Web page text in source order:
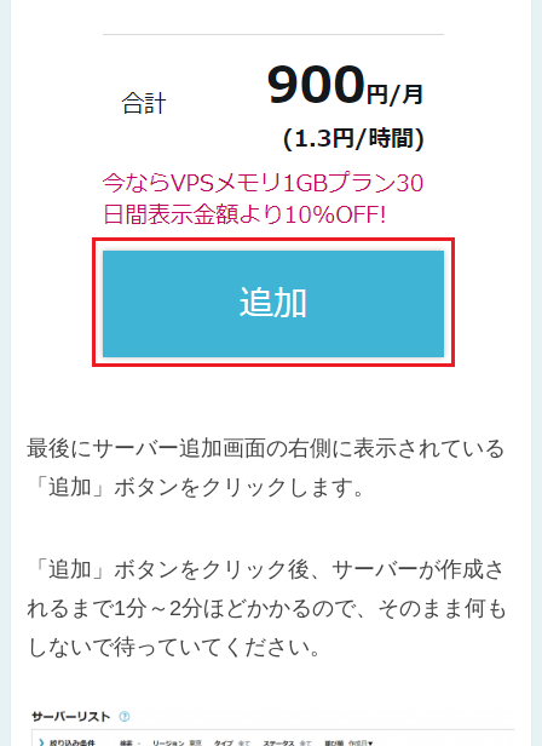
最後にサーバー追加画面の右側に表示されている
「追加」ボタンをクリックします。
「追加」ボタンをクリック後、サーバーが作成さ
れるまで1分～2分ほどかかるので、そのまま何も
しないで待っていてください。